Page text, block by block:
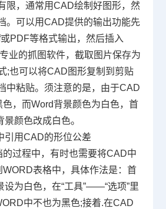
限，通常用CAD绘制好图形，然
。可以用CAD提供的输出功能先
或PDF等格式输出，然后插入
业的抓图软件，截取图片保存为
;也可以将CAD 图形复制到剪贴
中粘贴。须注意的是，由于CAD
色，而Word背景颜色为白色，首
景颜色改成白色。
引用CAD的形位公差
的过程中，有时也需要将CAD中
WORD表格中，具体作法是：首
设为白色，在“工具”——“选项”里
中不也为黑色;接着.在CAD